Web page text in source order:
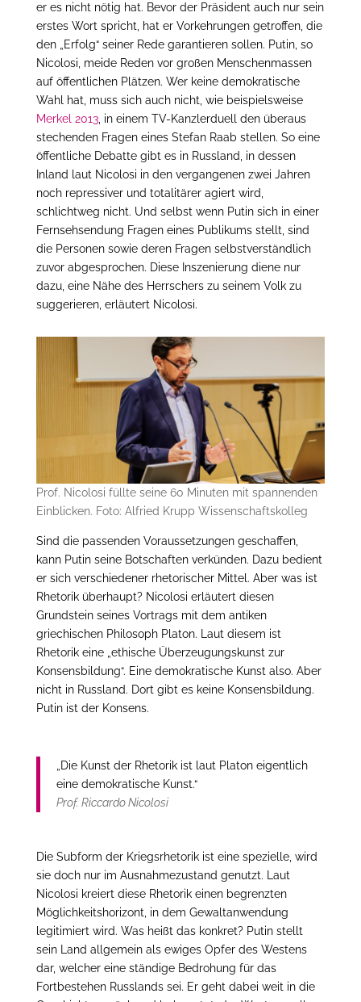
er es nicht nötig hat. Bevor der Präsident auch nur sein
erstes Wort spricht, hat er Vorkehrungen getroffen, die
den „Erfolg“ seiner Rede garantieren sollen. Putin, so
Nicolosi, meide Reden vor großen Menschenmassen
auf öffentlichen Plätzen. Wer keine demokratische
Wahl hat, muss sich auch nicht, wie beispielsweise
Merkel 2013, in einem TV-Kanzlerduell den überaus
stechenden Fragen eines Stefan Raab stellen. So eine
öffentliche Debatte gibt es in Russland, in dessen
Inland laut Nicolosi in den vergangenen zwei Jahren
noch repressiver und totalitärer agiert wird,
schlichtweg nicht. Und selbst wenn Putin sich in einer
Fernsehsendung Fragen eines Publikums stellt, sind
die Personen sowie deren Fragen selbstverständlich
zuvor abgesprochen. Diese Inszenierung diene nur
dazu, eine Nähe des Herrschers zu seinem Volk zu
suggerieren, erläutert Nicolosi.
Prof. Nicolosi füllte seine 60 Minuten mit spannenden
Einblicken. Foto: Alfried Krupp Wissenschaftskolleg
Sind die passenden Voraussetzungen geschaffen,
kann Putin seine Botschaften verkünden. Dazu bedient
er sich verschiedener rhetorischer Mittel. Aber was ist
Rhetorik überhaupt? Nicolosi erläutert diesen
Grundstein seines Vortrags mit dem antiken
griechischen Philosoph Platon. Laut diesem ist
Rhetorik eine „ethische Überzeugungskunst zur
Konsensbildung“. Eine demokratische Kunst also. Aber
nicht in Russland. Dort gibt es keine Konsensbildung.
Putin ist der Konsens.
„Die Kunst der Rhetorik ist laut Platon eigentlich
eine demokratische Kunst.“
Prof. Riccardo Nicolosi
Die Subform der Kriegsrhetorik ist eine spezielle, wird
sie doch nur im Ausnahmezustand genutzt. Laut
Nicolosi kreiert diese Rhetorik einen begrenzten
Möglichkeitshorizont, in dem Gewaltanwendung
legitimiert wird. Was heißt das konkret? Putin stellt
sein Land allgemein als ewiges Opfer des Westens
dar, welcher eine ständige Bedrohung für das
Fortbestehen Russlands sei. Er geht dabei weit in die